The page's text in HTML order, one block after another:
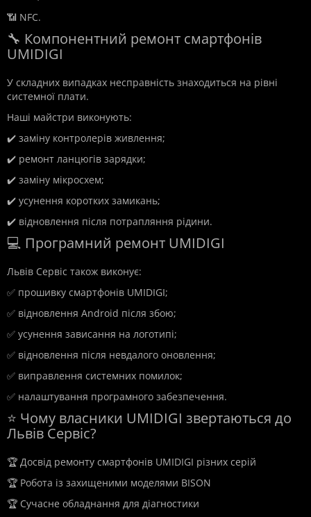
📶 NFC.
🔧 Компонентний ремонт смартфонів
UMIDIGI
У складних випадках несправність знаходиться на рівні
системної плати.
Наші майстри виконують:
✔️ заміну контролерів живлення;
✔️ ремонт ланцюгів зарядки;
✔️ заміну мікросхем;
✔️ усунення коротких замикань;
✔️ відновлення після потрапляння рідини.
💻 Програмний ремонт UMIDIGI
Львів Сервіс також виконує:
✅ прошивку смартфонів UMIDIGI;
✅ відновлення Android після збою;
✅ усунення зависання на логотипі;
✅ відновлення після невдалого оновлення;
✅ виправлення системних помилок;
✅ налаштування програмного забезпечення.
⭐ Чому власники UMIDIGI звертаються до
Львів Сервіс?
🏆 Досвід ремонту смартфонів UMIDIGI різних серій
🏆 Робота із захищеними моделями BISON
🏆 Сучасне обладнання для діагностики